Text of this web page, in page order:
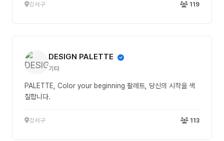
강서구 119
DESIGN PALETTE
기타
PALETTE, Color your beginning 팔레트, 당신의 시작을 색
칠합니다.
강서구 113